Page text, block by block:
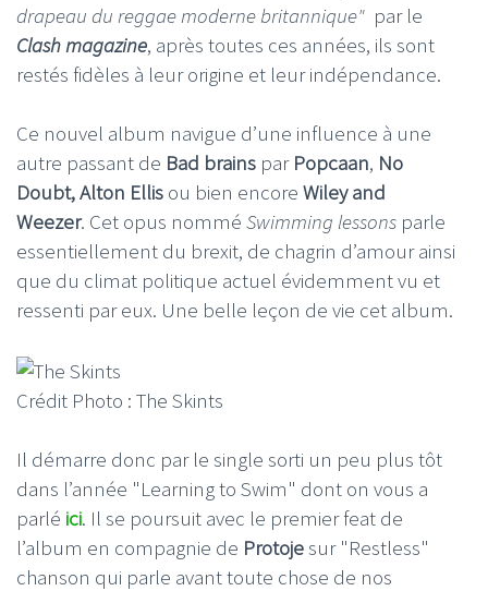
drapeau du reggae moderne britannique" par le
Clash magazine, après toutes ces années, ils sont
restés fidèles à leur origine et leur indépendance.
Ce nouvel album navigue d’une influence à une
autre passant de Bad brains par Popcaan, No
Doubt, Alton Ellis ou bien encore Wiley and
Weezer. Cet opus nommé Swimming lessons parle
essentiellement du brexit, de chagrin d’amour ainsi
que du climat politique actuel évidemment vu et
ressenti par eux. Une belle leçon de vie cet album.
Crédit Photo : The Skints
Il démarre donc par le single sorti un peu plus tôt
dans l’année "Learning to Swim" dont on vous a
parlé ici. Il se poursuit avec le premier feat de
l’album en compagnie de Protojesur "Restless"
chanson qui parle avant toute chose de nos